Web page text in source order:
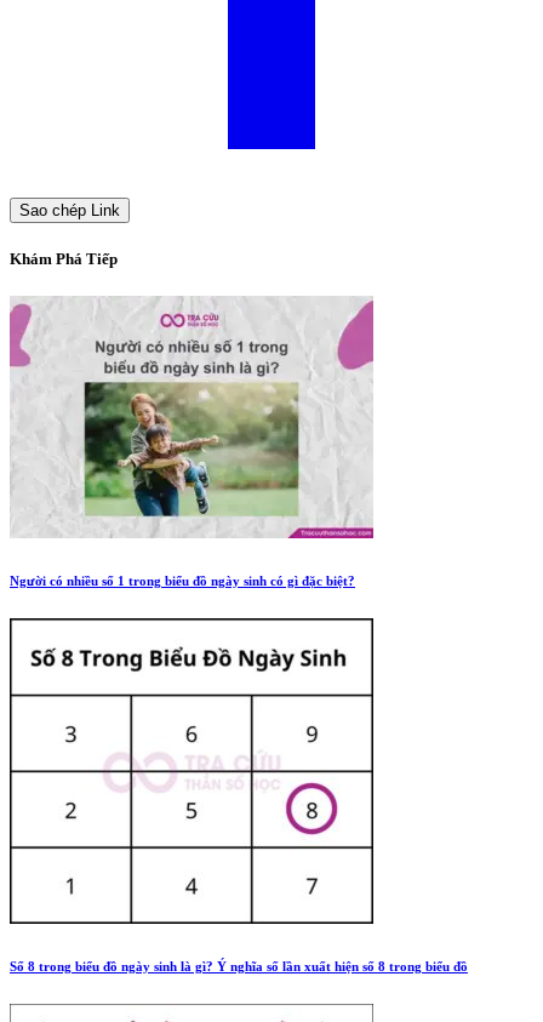
Sao chép Link
Khám Phá Tiếp
Người có nhiều số 1 trong biểu đồ ngày sinh có gì đặc biệt?
Số 8 trong biểu đồ ngày sinh là gì? Ý nghĩa số lần xuất hiện số 8 trong biểu đồ